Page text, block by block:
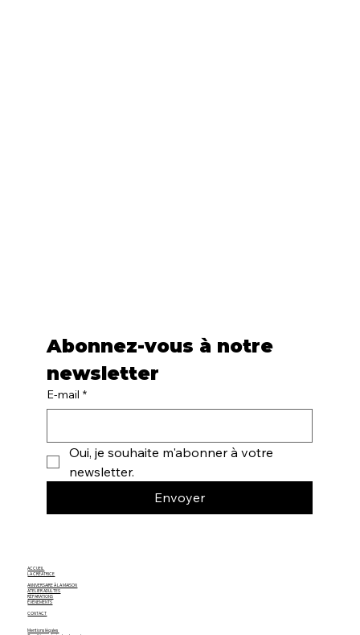
Abonnez-vous à notre
newsletter
E-mail *
Oui, je souhaite m'abonner à votre
newsletter.
Envoyer
ACCUEIL
LA CRÉATRICE
ANNIVERSAIRE À LA MAISON
ATELIER ADULTES
RÉPARATIONS
ÉVÈNEMENTS
CONTACT
Mentions légales